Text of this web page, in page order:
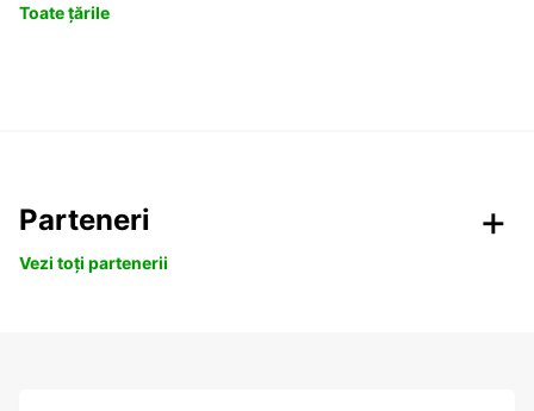
Toate țările
Parteneri
Vezi toți partenerii